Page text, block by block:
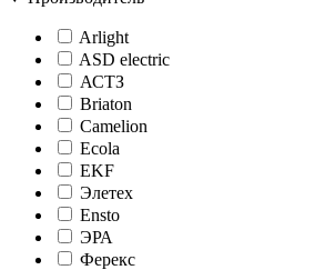
Arlight
ASD electric
АСТЗ
Briaton
Camelion
Ecola
EKF
Элетех
Ensto
ЭРА
Ферекс